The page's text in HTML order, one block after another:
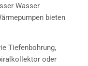
Wasser
bieten
Tiefenbohrung,
oder